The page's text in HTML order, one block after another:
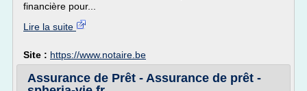
financière pour...
Lire la suite
Site : https://www.notaire.be
Assurance de Prêt - Assurance de prêt -